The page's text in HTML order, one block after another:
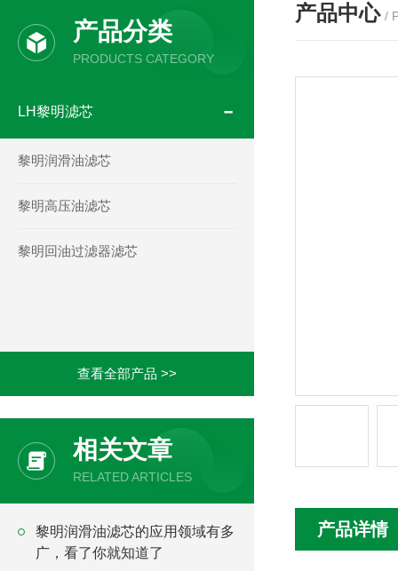
产品分类
PRODUCTS CATEGORY
LH黎明滤芯
黎明润滑油滤芯
黎明高压油滤芯
黎明回油过滤器滤芯
查看全部产品 >>
相关文章
RELATED ARTICLES
黎明润滑油滤芯的应用领域有多
广，看了你就知道了
产品中心 /
产品详情